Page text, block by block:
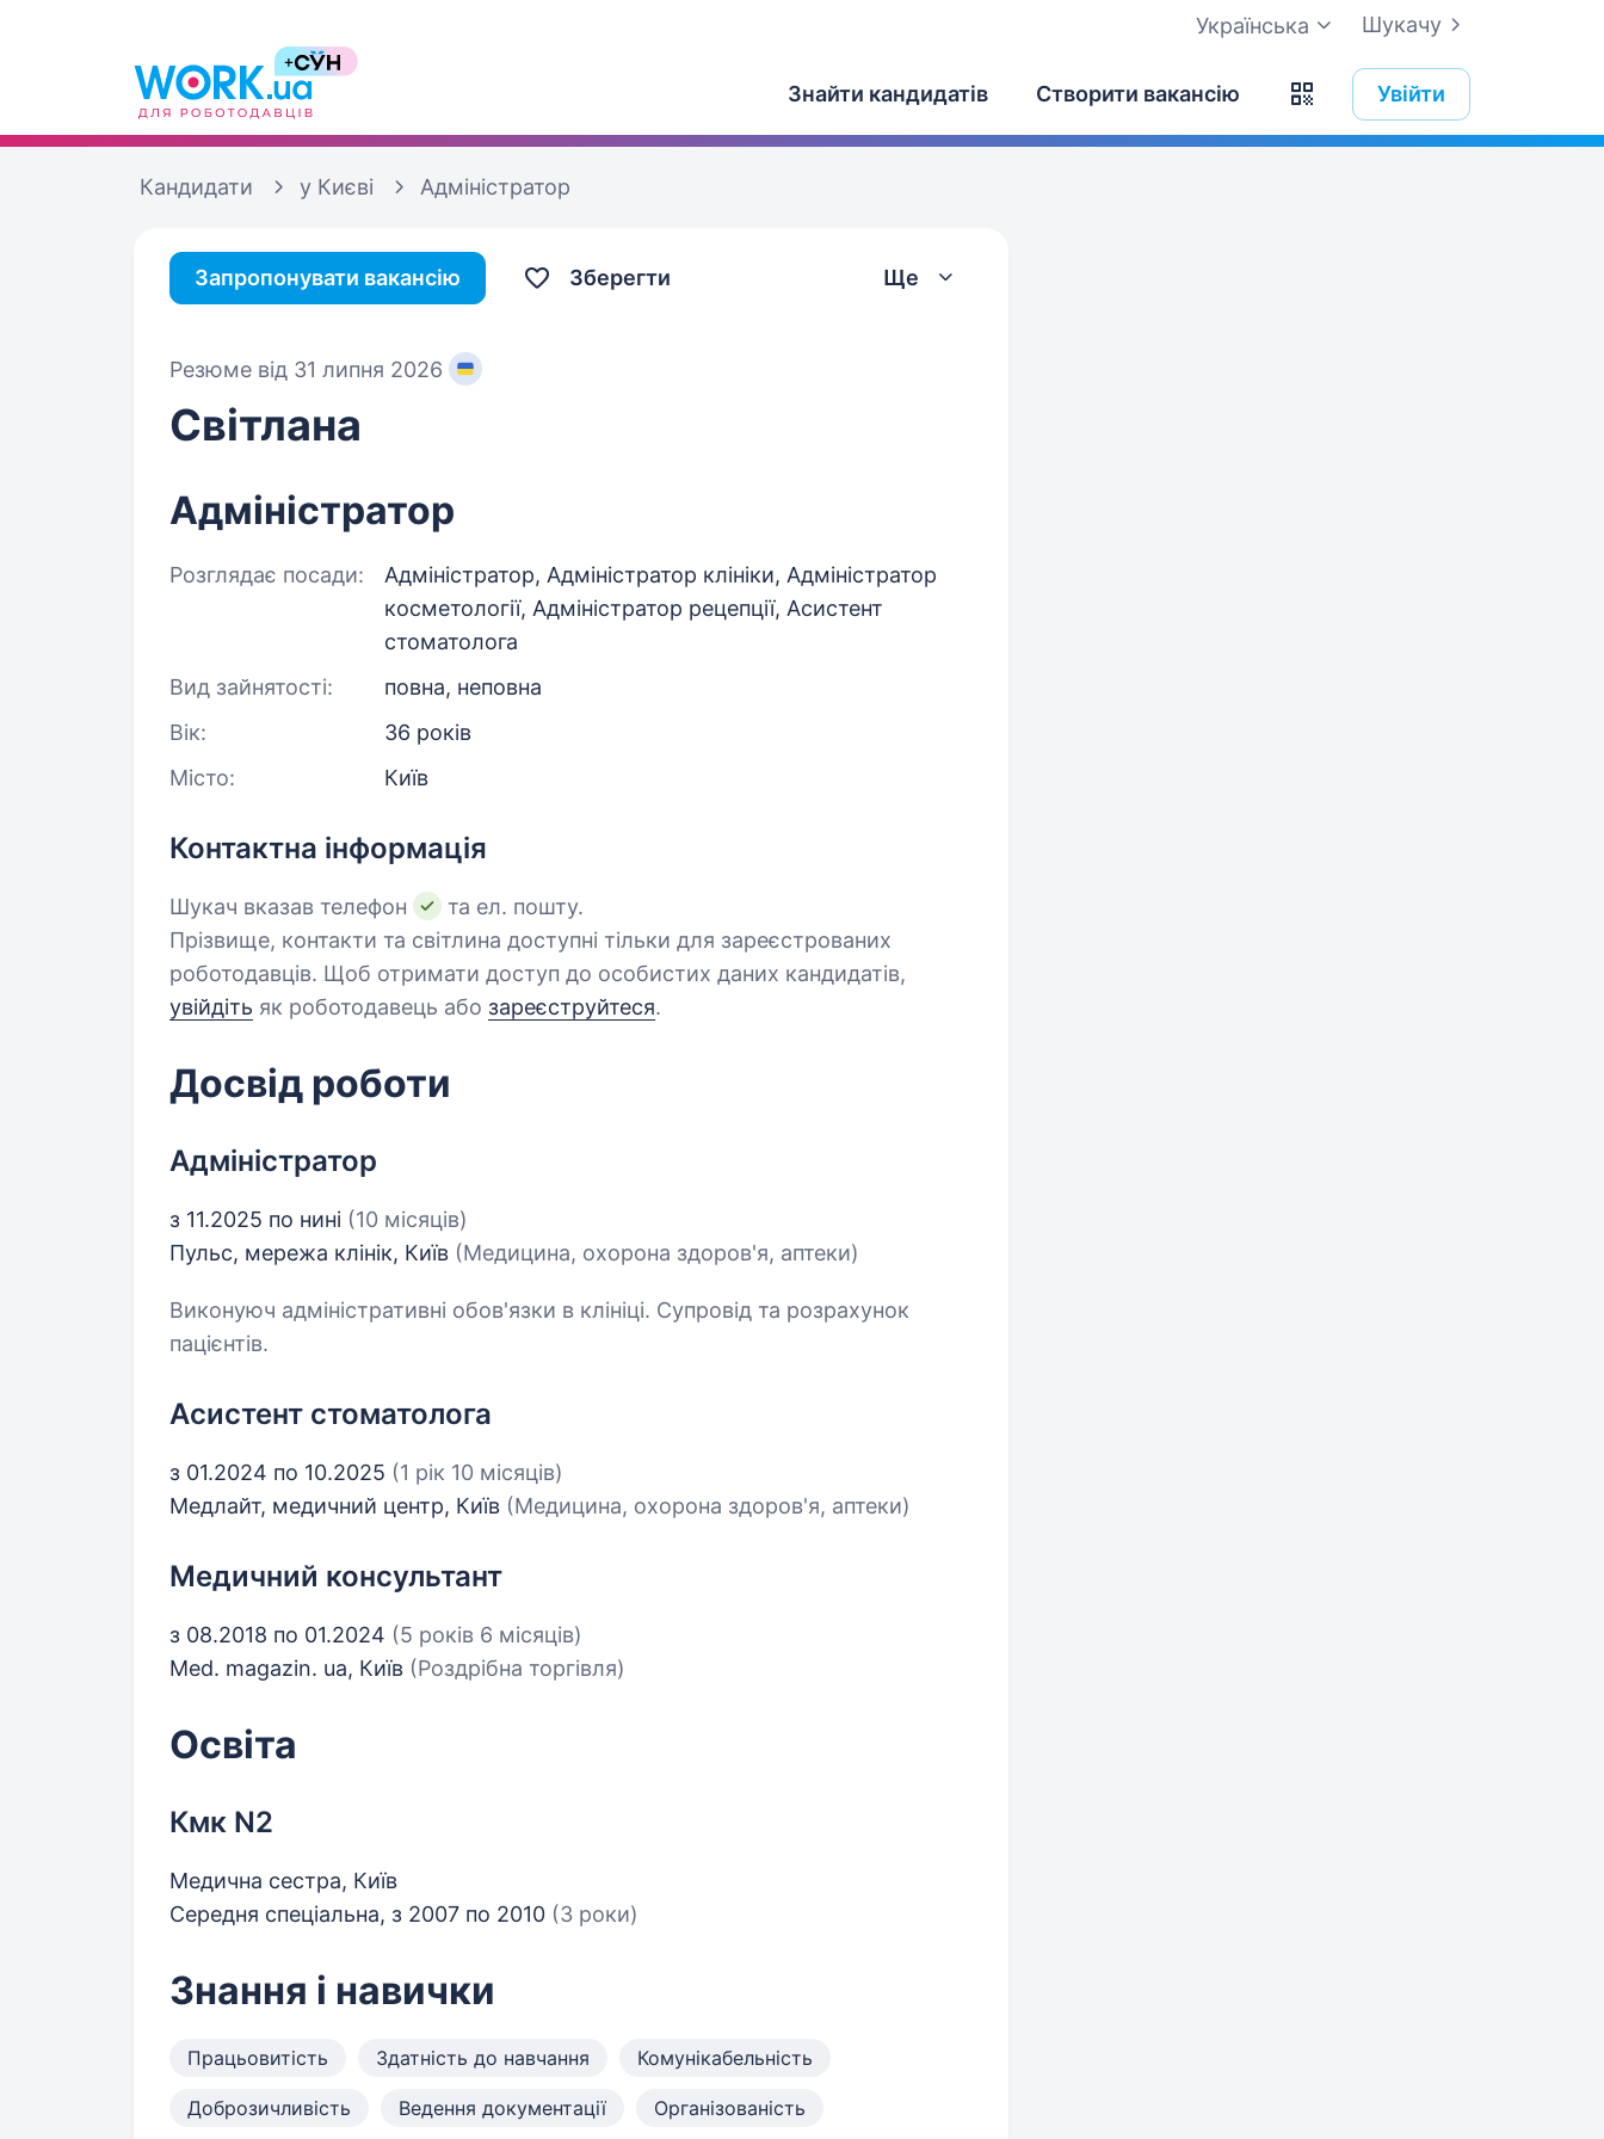
Шукачу
Українська
Знайти кандидатів Створити вакансію Увійти
Кандидати у Києві Адміністратор
Запропонувати вакансію Зберегти Ще
Резюме від 31 липня 2026
Світлана
Адміністратор
Розглядає посади:
Адміністратор, Адміністратор клініки, Адміністратор
косметології, Адміністратор рецепції, Асистент
стоматолога
Вид зайнятості:
повна, неповна
Вік:
36 років
Місто:
Київ
Контактна інформація
Шукач вказав телефон
та ел. пошту.
Прізвище, контакти та світлина доступні тільки для зареєстрованих
роботодавців. Щоб отримати доступ до особистих даних кандидатів,
увійдіть як роботодавець або зареєструйтеся.
Досвід роботи
Адміністратор
з 11.2025 по нині (10 місяців)
Пульс, мережа клінік, Київ (Медицина, охорона здоров'я, аптеки)
Виконуюч адміністративні обов'язки в клініці. Супровід та розрахунок
пацієнтів.
Асистент стоматолога
з 01.2024 по 10.2025 (1 рік 10 місяців)
Медлайт, медичний центр, Київ (Медицина, охорона здоров'я, аптеки)
Медичний консультант
з 08.2018 по 01.2024 (5 років 6 місяців)
Med. magazin. ua, Київ (Роздрібна торгівля)
Освіта
Кмк N2
Медична сестра, Київ
Середня спеціальна, з 2007 по 2010 (3 роки)
Знання і навички
Працьовитість Здатність до навчання Комунікабельність
Доброзичливість Ведення документації Організованість